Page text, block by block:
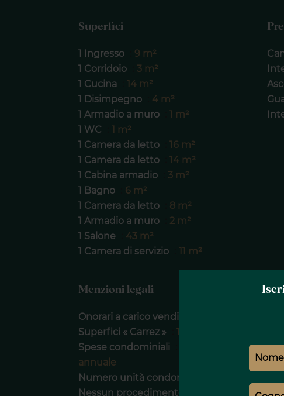
Superfici
1 Ingresso
9 m²
1 Corridoio
3 m²
1 Cucina
14 m²
1 Disimpegno
4 m²
1 Armadio a muro
1 m²
1 WC
1 m²
1 Camera da letto
16 m²
1 Camera da letto
14 m²
1 Cabina armadio
3 m²
1 Bagno
6 m²
1 Camera da letto
8 m²
1 Armadio a muro
2 m²
1 Salone
43 m²
1 Camera di servizio
11 m²
Menzioni legali
Onorari a carico venditore
Superfici « Carrez »
134 m²
Spese condominiali
annuale
Numero unità condominiali
Nessun procedimento a carico